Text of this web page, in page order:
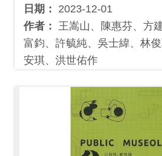
日期：
2023-12-01
作者： 王嵩山、陳惠芬、方
富鈞、許毓純、吳士緯、林
安琪、洪世佑作